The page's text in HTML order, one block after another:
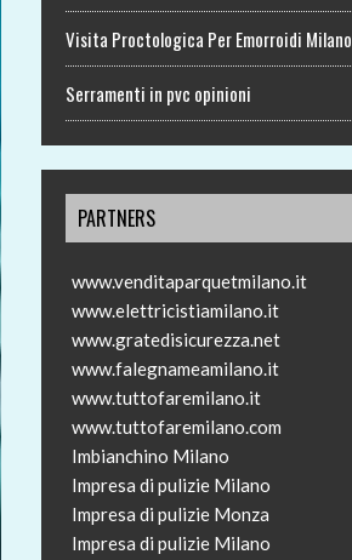
Visita Proctologica Per Emorroidi Milano
Serramenti in pvc opinioni
PARTNERS
www.venditaparquetmilano.it
www.elettricistiamilano.it
www.gratedisicurezza.net
www.falegnameamilano.it
www.tuttofaremilano.it
www.tuttofaremilano.com
Imbianchino Milano
Impresa di pulizie Milano
Impresa di pulizie Monza
Impresa di pulizie Milano